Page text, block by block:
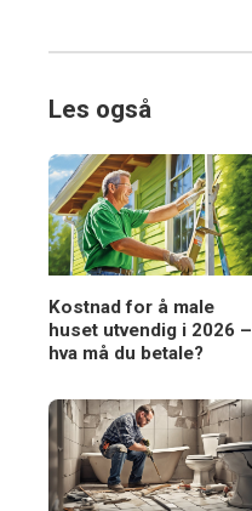
Les også
Kostnad for å male
huset utvendig i 2026 –
hva må du betale?